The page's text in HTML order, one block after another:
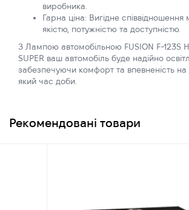
виробника.
Гарна ціна: Вигідне
якістю, потужністю та доступністю.
З Лампою автомобільною FUSION F-123S
SUPER ваш автомобіль буде надійно
забезпечуючи комфорт та впевненість на
який час доби.
Рекомендовані товари